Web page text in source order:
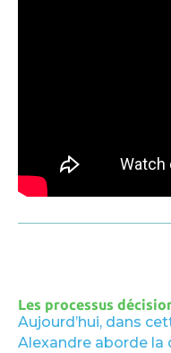
Les processus
Aujourd’hui, dans
Alexandre aborde la